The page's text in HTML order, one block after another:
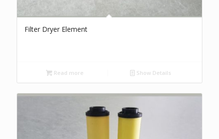
Filter Dryer Element
Read more Show Details